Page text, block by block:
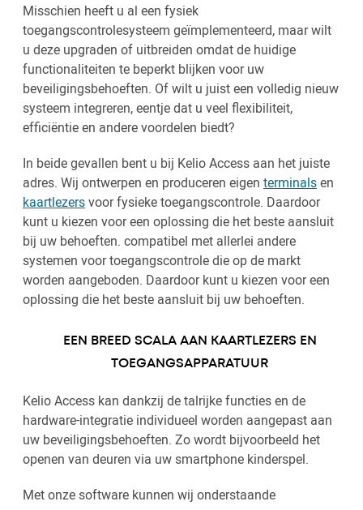
Misschien heeft u al een fysiek
toegangscontrolesysteem geïmplementeerd, maar wilt
u deze upgraden of uitbreiden omdat de huidige
functionaliteiten te beperkt blijken voor uw
beveiligingsbehoeften. Of wilt u juist een volledig nieuw
systeem integreren, eentje dat u veel flexibiliteit,
efficiëntie en andere voordelen biedt?
In beide gevallen bent u bij Kelio Access aan het juiste
adres. Wij ontwerpen en produceren eigen terminalsen
kaartlezersvoor fysieke toegangscontrole. Daardoor
kunt u kiezen voor een oplossing die het beste aansluit
bij uw behoeften. compatibel met allerlei andere
systemen voor toegangscontrole die op de markt
worden aangeboden. Daardoor kunt u kiezen voor een
oplossing die het beste aansluit bij uw behoeften.
EEN BREED SCALA AAN KAARTLEZERS EN
TOEGANGSAPPARATUUR
Kelio Access kan dankzij de talrijke functies en de
hardware-integratie individueel worden aangepast aan
uw beveiligingsbehoeften. Zo wordt bijvoorbeeld het
openen van deuren via uw smartphone kinderspel.
Met onze software kunnen wij onderstaande